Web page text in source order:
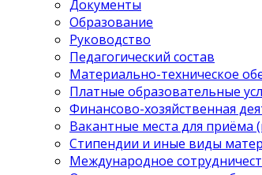
Документы
Образование
Руководство
Педагогический состав
Материально-техническое
Платные образовательные
Финансово-хозяйственная
Вакантные места для приёма
Стипендии и иные виды
Международное